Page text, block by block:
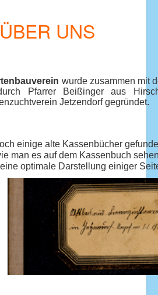
UNS
wurde zusammen mit
Pfarrer Beißinger aus
Jetzendorf gegründet.
einige alte Kassenbücher
man es auf dem Kassenbuch
optimale Darstellung einiger